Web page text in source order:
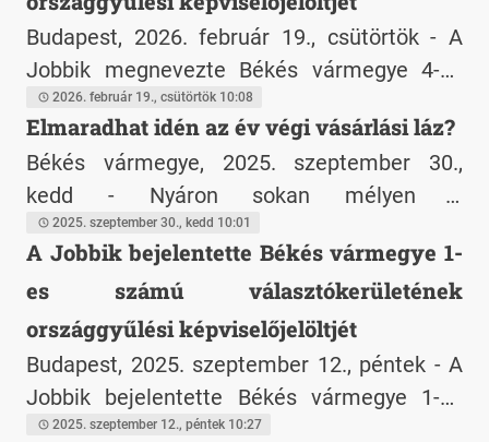
szemléletet erősíti az Egészségtudatos
Iskola pályázat, amelyet a 21 Nő az
egészségügyért Alapítvány és a Gyulai
Tankerületi Központ hirdetett meg a
Klebelsberg Központ együttműködésével a
Békés vármegyei általános és középiskolák
számára. A kezdeményezés célja, hogy
elismerje azokat az intézményeket, amelyek
kiemelten foglalkoznak a gyermekek testi,
lelki és mentális egészségének
támogatásával.
Budapest, 2026. február 19., csütörtök - A
Jobbik megnevezte Békés vármegye 4-es
számú egyéni választókerületének
országgyűlési képviselőjelöltjét
2026. február 19., csütörtök 10:08
Elmaradhat idén az év végi vásárlási láz?
Békés vármegye, 2025. szeptember 30.,
kedd - Nyáron sokan mélyen a
pénztárcájukba nyúltak, őszre és télre
kevesebb költést terveznek - derül ki a
Pepita.hu legfrissebb online felméréséből.
Az idei nyáron a nyaralás mellett a lakás- és
kertfelújítás, valamint a műszaki cikkek, a
lakberendezési tárgyak, a gépjárművek, a
légkondicionálók és az iskolakezdéshez
2025. szeptember 30., kedd 10:01
A Jobbik bejelentette Békés vármegye 1-
es számú választókerületének
országgyűlési képviselőjelöltjét
Budapest, 2025. szeptember 12., péntek - A
Jobbik bejelentette Békés vármegye 1-es
számú választókerületének országgyűlési
2025. szeptember 12., péntek 10:27